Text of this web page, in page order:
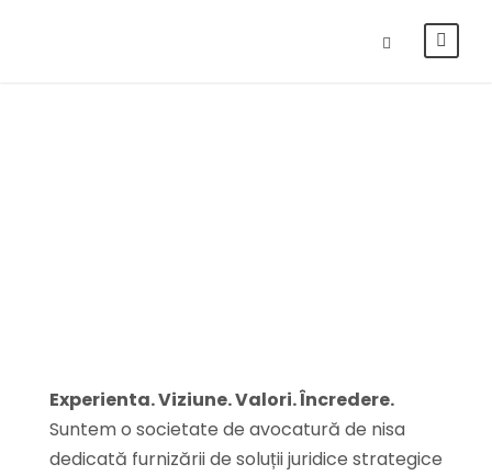
Experienta. Viziune. Valori. Încredere.
Suntem o societate de avocatură de nisa
dedicată furnizării de soluții juridice strategice